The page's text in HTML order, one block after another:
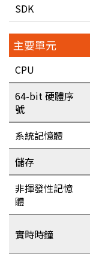
SDK
主要單元
CPU
64-bit 硬體序
號
系統記憶體
儲存
非揮發性記憶
體
實時時鐘